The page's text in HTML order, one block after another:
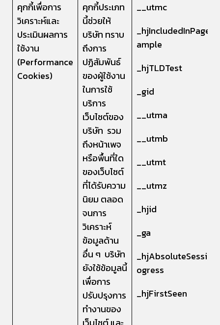
คุกกี้เพื่อการ
วิเคราะห์และ
ประเมินผลการ
ใช้งาน
(Performance
Cookies)
คุกกี้ประเภท
นี้ช่วยให้
บริษัท ทราบ
ถึงการ
ปฏิสัมพันธ์
ของผู้ใช้งาน
ในการใช้
บริการ
เว็บไซต์ของ
บริษัท รวม
ถึงหน้าเพจ
หรือพื้นที่ใด
ของเว็บไซต์
ที่ได้รับความ
นิยม ตลอด
จนการ
วิเคราะห์
ข้อมูลด้าน
อื่น ๆ บริษัท
ยังใช้ข้อมูลนี้
เพื่อการ
ปรับปรุงการ
ทำงานของ
__utmc
ample
_hjTLDTest
_gid
__utma
__utmb
__utmt
__utmz
_hjid
_ga
ogress
_hjFirstSeen